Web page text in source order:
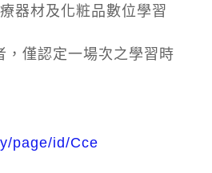
器材及化粧品數位學習
僅認定一場次之學習時
page/id/Cce